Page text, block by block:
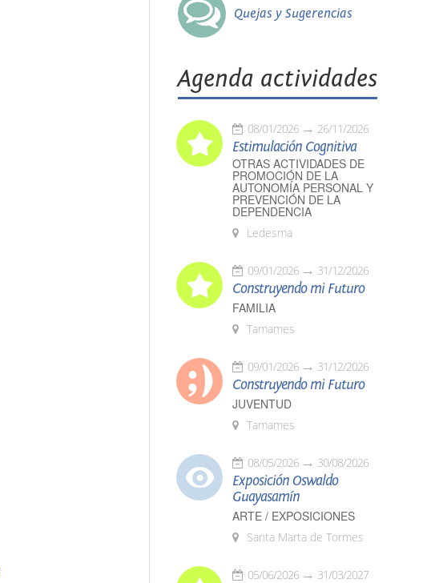
Quejas y Sugerencias
Agenda actividades
08/01/2026 26/11/2026
Estimulación Cognitiva
OTRAS ACTIVIDADES DE
PROMOCIÓN DE LA
AUTONOMÍA PERSONAL Y
PREVENCIÓN DE LA
DEPENDENCIA
Ledesma
09/01/2026 31/12/2026
Construyendo mi Futuro
FAMILIA
Tamames
09/01/2026 31/12/2026
Construyendo mi Futuro
JUVENTUD
Tamames
08/05/2026 30/08/2026
Exposición Oswaldo
Guayasamín
ARTE / EXPOSICIONES
Santa Marta de Tormes
05/06/2026 31/03/2027